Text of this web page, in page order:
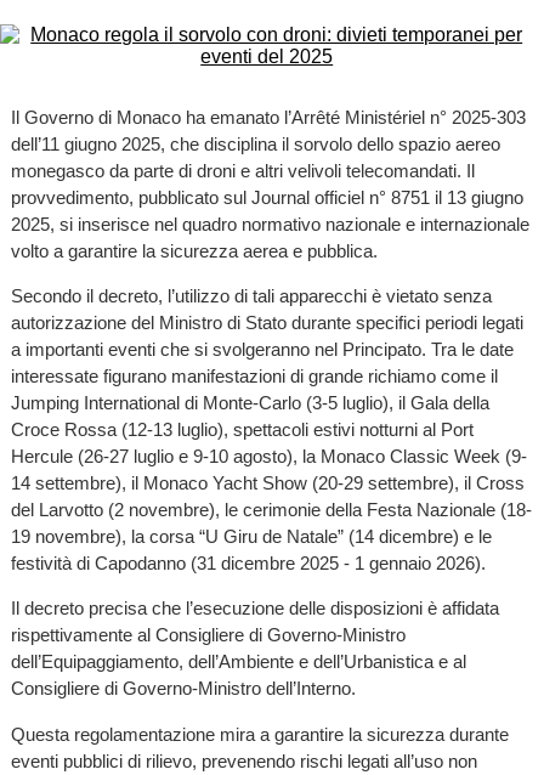
Il Governo di Monaco ha emanato l’Arrêté Ministériel n° 2025-303
dell’11 giugno 2025, che disciplina il sorvolo dello spazio aereo
monegasco da parte di droni e altri velivoli telecomandati. Il
provvedimento, pubblicato sul Journal officiel n° 8751 il 13 giugno
2025, si inserisce nel quadro normativo nazionale e internazionale
volto a garantire la sicurezza aerea e pubblica.
Secondo il decreto, l’utilizzo di tali apparecchi è vietato senza
autorizzazione del Ministro di Stato durante specifici periodi legati
a importanti eventi che si svolgeranno nel Principato. Tra le date
interessate figurano manifestazioni di grande richiamo come il
Jumping International di Monte-Carlo (3-5 luglio), il Gala della
Croce Rossa (12-13 luglio), spettacoli estivi notturni al Port
Hercule (26-27 luglio e 9-10 agosto), la Monaco Classic Week (9-
14 settembre), il Monaco Yacht Show (20-29 settembre), il Cross
del Larvotto (2 novembre), le cerimonie della Festa Nazionale (18-
19 novembre), la corsa “U Giru de Natale” (14 dicembre) e le
festività di Capodanno (31 dicembre 2025 - 1 gennaio 2026).
Il decreto precisa che l’esecuzione delle disposizioni è affidata
rispettivamente al Consigliere di Governo-Ministro
dell’Equipaggiamento, dell’Ambiente e dell’Urbanistica e al
Consigliere di Governo-Ministro dell’Interno.
Questa regolamentazione mira a garantire la sicurezza durante
eventi pubblici di rilievo, prevenendo rischi legati all’uso non